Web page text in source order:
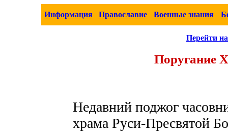
Информация Православие Военные знания
Перейти
Поругание
Недавний поджог
храма Руси-Пресвятой